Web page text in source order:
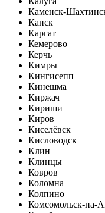
Каменск-
Канск
Каргат
Кемерово
Керчь
Кимры
Кингисепп
Кинешма
Киржач
Кириши
Киров
Киселёвск
Кисловодск
Клин
Клинцы
Ковров
Коломна
Колпино
Комсомольск-на-